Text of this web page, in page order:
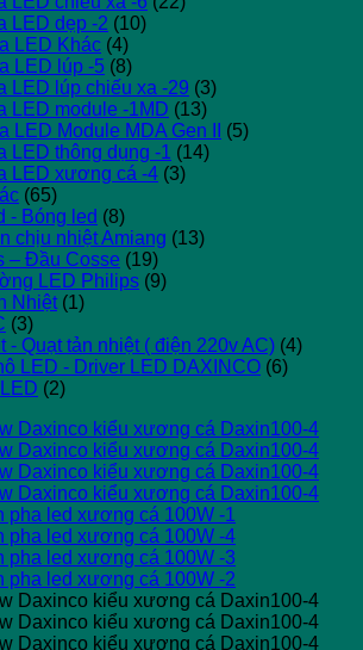
LED dẹp -2 (10)
LED Khác (4)
LED lúp -5 (8)
LED lúp chiếu xa -29 (3)
LED module -1MD (13)
LED Module MDA Gen II
(5)
LED thông dụng -1 (14)
LED xương cá -4 (3)
(65)
- Bóng led (8)
chịu nhiệt Amiang (13)
– Đầu Cosse (19)
LED Philips (9)
Nhiệt (1)
(3)
- Quạt tản nhiệt ( điện 220v AC) (4)
LED - Driver LED DAXINCO (6)
(2)